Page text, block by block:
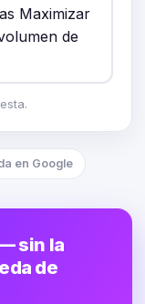
Maximizar
de
en Google
sin la
de